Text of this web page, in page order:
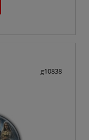
g10838